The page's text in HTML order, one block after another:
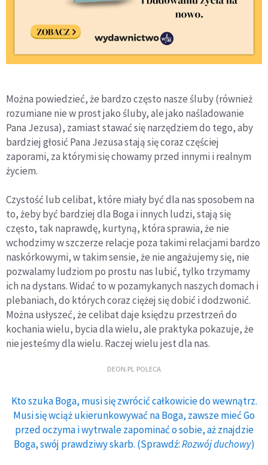
Można powiedzieć, że bardzo często nasze śluby (również
rozumiane nie w prost jako śluby, ale jako naśladowanie
Pana Jezusa), zamiast stawać się narzędziem do tego, aby
bardziej głosić Pana Jezusa stają się coraz częściej
zaporami, za którymi się chowamy przed innymi i realnym
życiem.
Czystość lub celibat, które miały być dla nas sposobem na
to, żeby być bardziej dla Boga i innych ludzi, stają się
często, tak naprawdę, kurtyną, która sprawia, że nie
wchodzimy w szczerze relacje poza takimi relacjami bardzo
naskórkowymi, w takim sensie, że nie angażujemy się, nie
pozwalamy ludziom po prostu nas lubić, tylko trzymamy
ich na dystans. Widać to w pozamykanych naszych domach i
plebaniach, do których coraz ciężej się dobić i dodzwonić.
Można usłyszeć, że celibat daje księdzu przestrzeń do
kochania wielu, bycia dla wielu, ale praktyka pokazuje, że
nie jesteśmy dla wielu. Raczej wielu jest dla nas.
DEON.PL POLECA
Kto szuka Boga, musi się zwrócić całkowicie do wewnątrz.
Musi się wciąż ukierunkowywać na Boga, zawsze mieć Go
przed oczyma i wytrwale zapominać o sobie, aż znajdzie
Boga, swój prawdziwy skarb. (Sprawdź:Rozwój duchowy)